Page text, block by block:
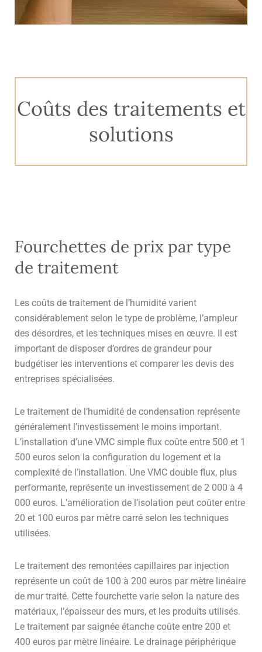
Coûts des traitements et
solutions
Fourchettes de prix par type
de traitement
Les coûts de traitement de l’humidité varient
considérablement selon le type de problème, l’ampleur
des désordres, et les techniques mises en œuvre. Il est
important de disposer d’ordres de grandeur pour
budgétiser les interventions et comparer les devis des
entreprises spécialisées.
Le traitement de l’humidité de condensation représente
généralement l’investissement le moins important.
L’installation d’une VMC simple flux coûte entre 500 et 1
500 euros selon la configuration du logement et la
complexité de l’installation. Une VMC double flux, plus
performante, représente un investissement de 2 000 à 4
000 euros. L’amélioration de l’isolation peut coûter entre
20 et 100 euros par mètre carré selon les techniques
utilisées.
Le traitement des remontées capillaires par injection
représente un coût de 100 à 200 euros par mètre linéaire
de mur traité. Cette fourchette varie selon la nature des
matériaux, l’épaisseur des murs, et les produits utilisés.
Le traitement par saignée étanche coûte entre 200 et
400 euros par mètre linéaire. Le drainage périphérique